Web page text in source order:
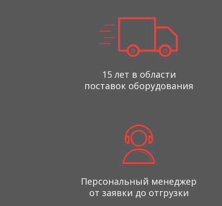
15 лет в области
поставок оборудования
Персональный менеджер
от заявки до отгрузки